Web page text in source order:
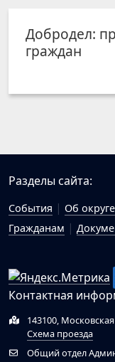
Добродел:
граждан
Разделы сайта:
События Об округе
Гражданам
Контактная
143100,
Схема проезда
Общий отдел